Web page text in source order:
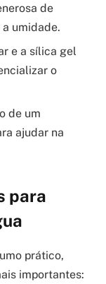
de
umidade.
e a sílica gel
o
de um
ajudar na
para
prático,
importantes: